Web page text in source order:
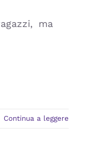
ma
Continua a leggere